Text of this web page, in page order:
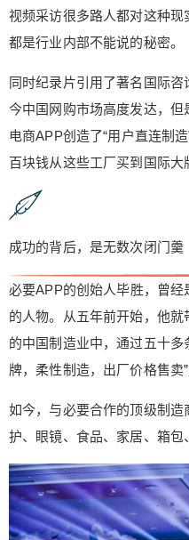
视频采访很多路人都对这种
都是行业内部不能说的秘密。
同时纪录片引用了著名国际
今中国网购市场高度发达，但
电商APP创造了“用户直连制
百块钱从这些工厂买到国际大
成功的背后，是无数次闭门羹
必要APP的创始人毕胜，曾
的人物。从五年前开始，他
的中国制造业中，通过五十
牌，柔性制造，出厂价格售卖
如今，与必要合作的顶级制
护、眼镜、食品、家居、箱包
是百度元老，李彦宏身
前开始，他就带领团队
“国际大牌，柔性制造
造商。 如今，与必要合
家，覆盖服装、美护、
数次闭门羹。2014年，
业的小公司才不足70人
先后拜访了上千家制造
下十次被保安当成骗子
“天方夜谭”。挫折下，
0几度。 仅仅过了两年
却在他的办公室前排起
的保安来赶人了…… 是
成真了！ 到底是什么样
↓ 扇动蝴蝶的翅膀，重
还曾创办过红极一时的
陨落。 失败后的他，把
后，惊奇地发现了一个
场。 这一次，毕胜创办
他要找到那只扇动翅膀